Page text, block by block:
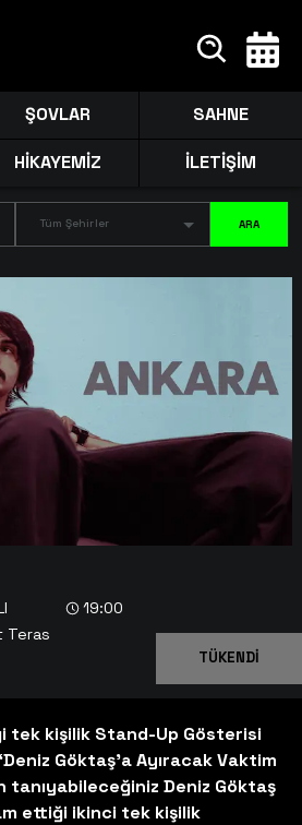
ŞOVLAR SAHNE
HİKAYEMİZ İLETİŞİM
Tüm Şehirler ARA
Teras
19:00
TÜKENDİ
tek kişilik Stand-Up Gösterisi
Göktaş’a Ayıracak Vaktim
tanıyabileceğiniz Deniz Göktaş
ettiği ikinci tek kişilik